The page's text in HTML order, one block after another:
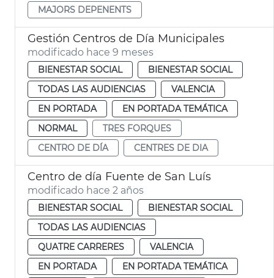
MAJORS DEPENENTS
Gestión Centros de Día Municipales
modificado hace 9 meses
BIENESTAR SOCIAL
BIENESTAR SOCIAL
TODAS LAS AUDIENCIAS
VALENCIA
EN PORTADA
EN PORTADA TEMÁTICA
NORMAL
TRES FORQUES
CENTRO DE DÍA
CENTRES DE DIA
Centro de día Fuente de San Luís
modificado hace 2 años
BIENESTAR SOCIAL
BIENESTAR SOCIAL
TODAS LAS AUDIENCIAS
QUATRE CARRERES
VALENCIA
EN PORTADA
EN PORTADA TEMÁTICA